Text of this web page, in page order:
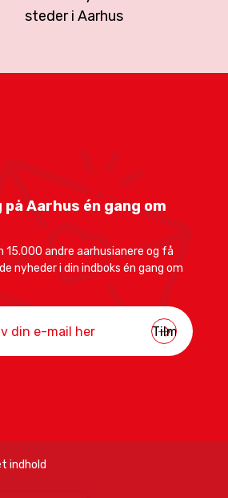
steder i Aarhus
på Aarhus én gang om
15.000 andre aarhusianere og få
nyheder i din indboks én gang om
indhold